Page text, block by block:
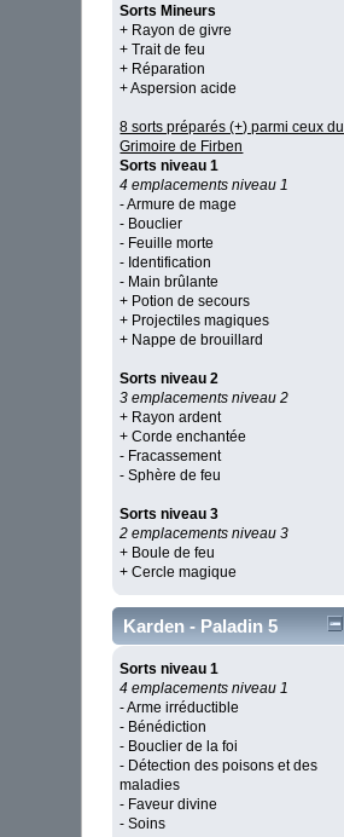
Sorts Mineurs
+ Rayon de givre
+ Trait de feu
+ Réparation
+ Aspersion acide
8 sorts préparés (+) parmi ceux du
Grimoire de Firben
Sorts niveau 1
4 emplacements niveau 1
- Armure de mage
- Bouclier
- Feuille morte
- Identification
- Main brûlante
+ Potion de secours
+ Projectiles magiques
+ Nappe de brouillard
Sorts niveau 2
3 emplacements niveau 2
+ Rayon ardent
+ Corde enchantée
- Fracassement
- Sphère de feu
Sorts niveau 3
2 emplacements niveau 3
+ Boule de feu
+ Cercle magique
Karden - Paladin 5
Sorts niveau 1
4 emplacements niveau 1
- Arme irréductible
- Bénédiction
- Bouclier de la foi
- Détection des poisons et des
maladies
- Faveur divine
- Soins